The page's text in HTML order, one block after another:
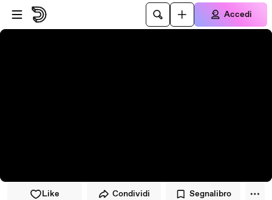
Vai al lettore
Passa al contenuto principale
Accedi
Like Condividi Segnalibro